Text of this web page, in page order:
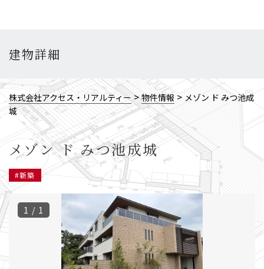
建物詳細
株式会社アクセス・リアルティー>物件情報 > メゾン ド みつ池成
城
メゾン ド みつ池成城
#新築
1 / 1